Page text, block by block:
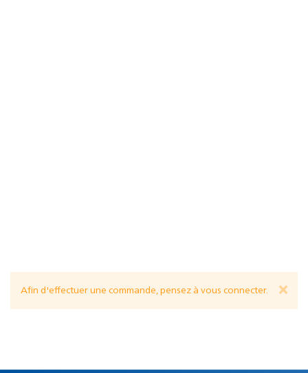
×
Afin d'effectuer une commande, pensez à vous connecter.